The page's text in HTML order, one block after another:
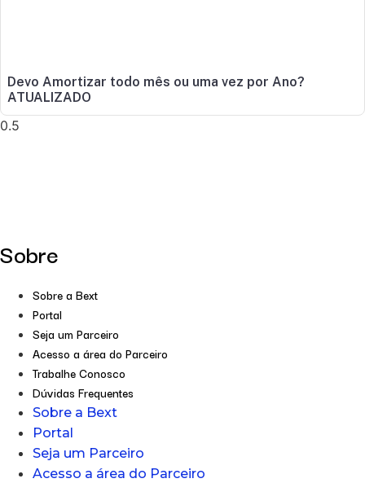
Devo Amortizar todo mês ou uma vez por Ano?
ATUALIZADO
Sobre
Sobre a Bext
Portal
Seja um Parceiro
Acesso a área do Parceiro
Trabalhe Conosco
Dúvidas Frequentes
Sobre a Bext
Portal
Seja um Parceiro
Acesso a área do Parceiro